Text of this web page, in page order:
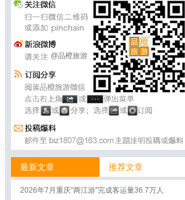
@品橙旅游
最新文章 推荐文章
2026年7月重庆“两江游”完成客运量36.7万人